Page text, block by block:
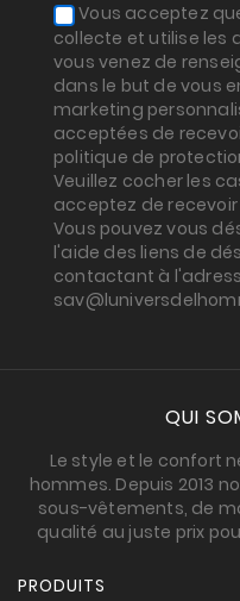
Vous acceptez
collecte et utilise les
vous venez de
dans le but de vous
marketing
acceptées de
politique de
Veuillez cocher les
acceptez de
Vous pouvez vous
l'aide des liens de
contactant à
QUI
Le style et le confort
hommes. Depuis 2013
sous-vêtements, de
qualité au juste prix
PRODUITS